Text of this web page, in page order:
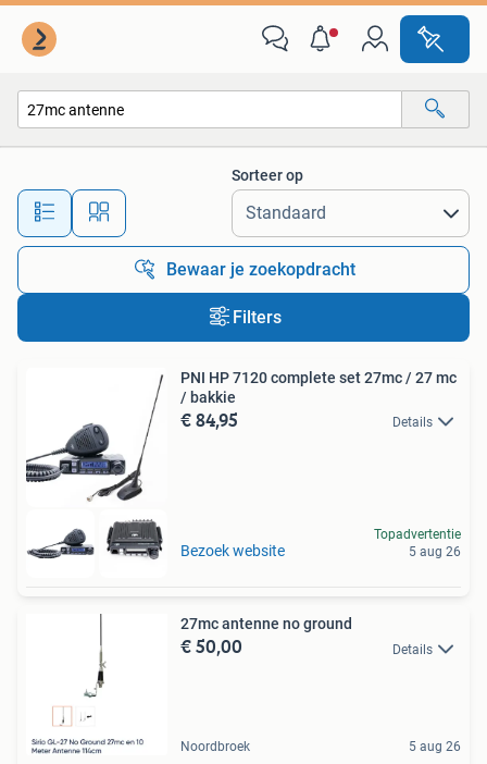
Alle afstanden…
Sorteer op
Bewaar je zoekopdracht
Filters
PNI HP 7120 complete set 27mc / 27 mc
/ bakkie
€ 84,95 Details
Bezoek website
Topadvertentie
5 aug 26
27mc antenne no ground
€ 50,00 Details
Noordbroek 5 aug 26